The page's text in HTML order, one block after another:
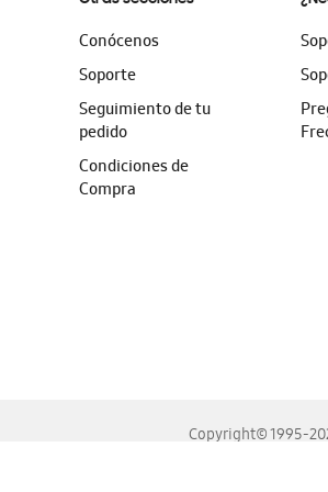
Conócenos
Soporte
Seguimiento de tu
pedido
Condiciones de
Compra
Copyright© 1995-